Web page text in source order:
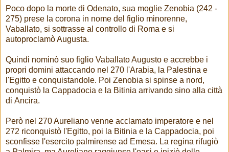
Poco dopo la morte di Odenato, sua moglie Zenobia (242 -
275) prese la corona in nome del figlio minorenne,
Vaballato, si sottrasse al controllo di Roma e si
autoproclamò Augusta.
Quindi nominò suo figlio Vaballato Augusto e accrebbe i
propri domini attaccando nel 270 l'Arabia, la Palestina e
l'Egitto e conquistandole. Poi Zenobia si spinse a nord,
conquistò la Cappadocia e la Bitinia arrivando sino alla città
di Ancira.
Però nel 270 Aureliano venne acclamato imperatore e nel
272 riconquistò l'Egitto, poi la Bitinia e la Cappadocia, poi
sconfisse l'esercito palmirense ad Emesa. La regina rifugiò